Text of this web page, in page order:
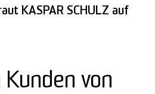
KASPAR SCHULZ auf
von